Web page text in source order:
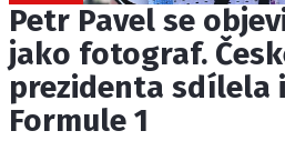
Petr Pavel se
jako fotograf.
prezidenta sdílela
Formule 1